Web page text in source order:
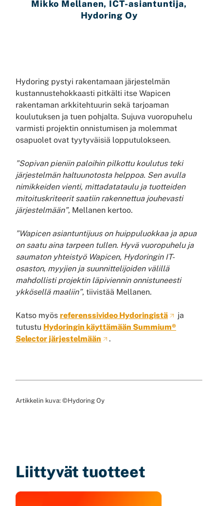
Mikko Mellanen, ICT-asiantuntija,
Hydoring Oy
Hydoring pystyi rakentamaan järjestelmän
kustannustehokkaasti pitkälti itse Wapicen
rakentaman arkkitehtuurin sekä tarjoaman
koulutuksen ja tuen pohjalta. Sujuva vuoropuhelu
varmisti projektin onnistumisen ja molemmat
osapuolet ovat tyytyväisiä lopputulokseen.
”Sopivan pieniin paloihin pilkottu koulutus teki
järjestelmän haltuunotosta helppoa. Sen avulla
nimikkeiden vienti, mittadatataulu ja tuotteiden
mitoituskriteerit saatiin rakennettua jouhevasti
järjestelmään”, Mellanen kertoo.
”Wapicen asiantuntijuus on huippuluokkaa ja apua
on saatu aina tarpeen tullen. Hyvä vuoropuhelu ja
saumaton yhteistyö Wapicen, Hydoringin IT-
osaston, myyjien ja suunnittelijoiden välillä
mahdollisti projektin läpiviennin onnistuneesti
ykkösellä maaliin”, tiivistää Mellanen.
Katso myös referenssivideo Hydoringistä
ja
tutustu Hydoringin käyttämään Summium®
Selector järjestelmään
.
Artikkelin kuva: ©Hydoring Oy
Liittyvät tuotteet